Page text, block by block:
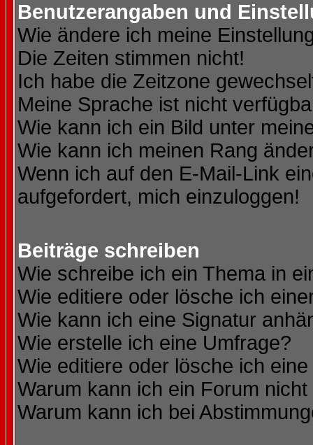
Benutzerangaben und
Wie ändere ich meine
Die Zeiten stimmen nicht!
Ich habe die Zeitzone
Meine Sprache ist nicht
Wie kann ich ein Bild unter
Wie kann ich meinen Rang
Wenn ich auf den E-Mail-Link
aufgefordert, mich einzuloggen!
Beiträge schreiben
Wie schreibe ich ein Thema in
Wie editiere oder lösche ich
Wie kann ich eine Signatur
Wie erstelle ich eine Umfrage?
Wie editiere oder lösche ich
Warum kann ich ein Forum
Warum kann ich bei